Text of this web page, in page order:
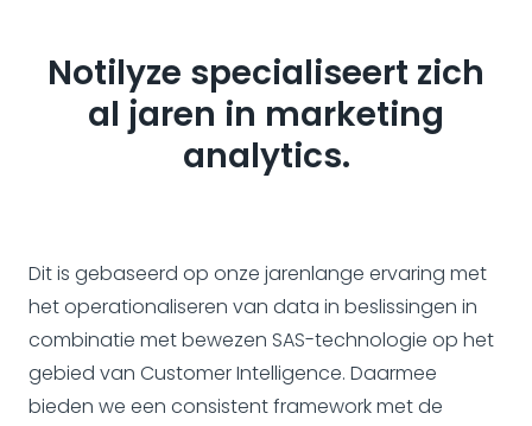
Notilyze specialiseert zich
al jaren in marketing
analytics.
Dit is gebaseerd op onze jarenlange ervaring met
het operationaliseren van data in beslissingen in
combinatie met bewezen SAS-technologie op het
gebied van Customer Intelligence. Daarmee
bieden we een consistent framework met de